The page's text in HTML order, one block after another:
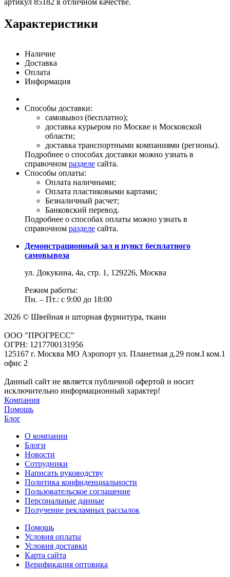
артикул 85182 в отличном качестве.
Характеристики
Наличие
Доставка
Оплата
Информация
Способы доставки:
самовывоз (бесплатно);
доставка курьером по Москве и Московской
области;
доставка транспортными компаниями (регионы).
Подробнее о способах доставки можно узнать в
справочном разделе сайта.
Способы оплаты:
Оплата наличными;
Оплата пластиковыми картами;
Безналичный расчет;
Банковский перевод.
Подробнее о способах оплаты можно узнать в
справочном разделе сайта.
Демонстрационный зал и пункт бесплатного
самовывоза
ул. Докукина, 4а, стр. 1, 129226, Москва
Режим работы:
Пн. – Пт.: с 9:00 до 18:00
2026 © Швейная и шторная фурнитура, ткани
ООО "ПРОГРЕСС"
ОГРН: 1217700131956
125167 г. Москва МО Аэропорт ул. Планетная д.29 пом.I ком.1
офис 2
Данный сайт не является публичной офертой и носит
исключительно информационный характер!
Компания
Помощь
Блог
О компании
Блоги
Новости
Сотрудники
Написать руководству
Политика конфиденциальности
Пользовательское соглашение
Персональные данные
Получение рекламных рассылок
Помощь
Условия оплаты
Условия доставки
Карта сайта
Верификация оптовика